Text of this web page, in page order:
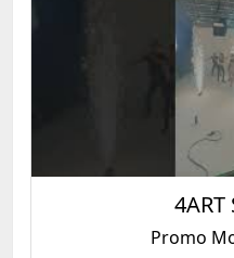
4ART
Promo